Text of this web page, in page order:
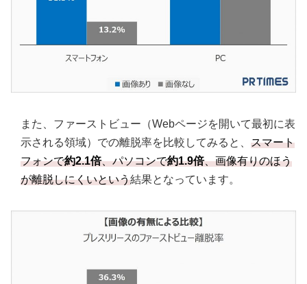
また、ファーストビュー（Webページを開いて最初に表
示される領域）での離脱率を比較してみると、 スマート
フォンで約2.1倍、パソコンで約1.9倍、画像有りのほう
が離脱しにくいという結果となっています。